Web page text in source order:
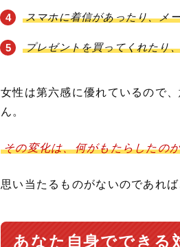
スマホに着信があったり、メ
プレゼントを買ってくれたり
女性は第六感に優れているので
ん。
その変化は、何がもたらしたの
思い当たるものがないのであれ
あなた自身でできる